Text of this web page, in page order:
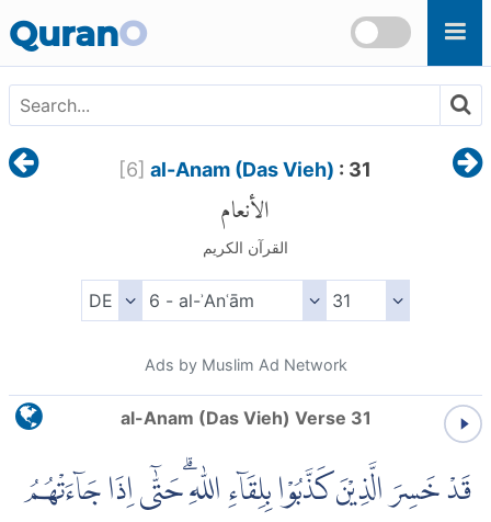
QuranO
[6] al-Anam (Das Vieh) : 31
الأنعام
القرآن الكريم
Ads by Muslim Ad Network
al-Anam (Das Vieh) Verse 31
قَدْ خَسِرَ الَّذِيْنَ كَذَّبُوْا بِلِقَاۤءِ اللّٰهِ ۗحَتّٰٓى اِذَا جَاۤءَتْهُمُ